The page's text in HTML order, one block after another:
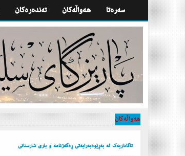
تەندەرەكان هه‌واڵه‌كان سه‌ره‌تا
هه‌واڵه‌كان
ئاگاداریه‌ك له‌ به‌ڕێوه‌به‌رایه‌تی ڕه‌گه‌زنامه‌ و باری شارستانی